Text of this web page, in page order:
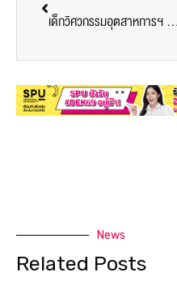
เด็กวิศวกรรมอุตสาหการฯ SPU คว้ารองชนะเลิศอันดับ 1 เวทีนวัตกรรมระดับลุ่มน้ำโขง โชว์ศักยภาพงานวิชาการสู่เวทีอุดมศึกษา
News
Related Posts